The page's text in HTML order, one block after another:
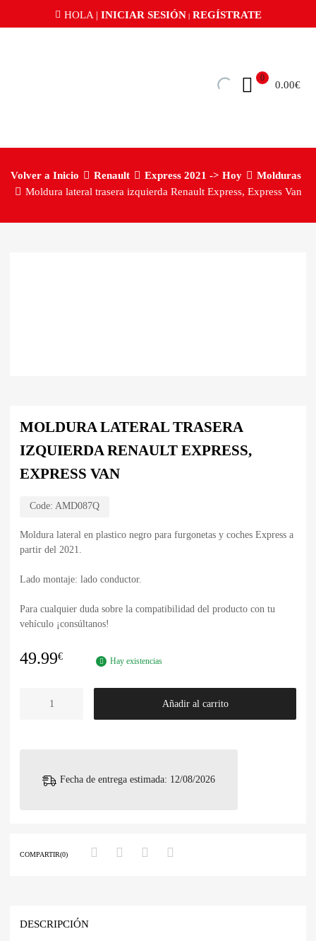
HOLA | INICIAR SESIÓN | REGÍSTRATE
0.00€
0
Volver a Inicio Renault Express 2021 -> Hoy
Molduras
Moldura lateral trasera izquierda Renault Express, Express Van
MOLDURA LATERAL TRASERA
IZQUIERDA RENAULT EXPRESS,
EXPRESS VAN
Code: AMD087Q
Moldura lateral en plastico negro para furgonetas y coches Express a
partir del 2021.
Lado montaje: lado conductor.
Para cualquier duda sobre la compatibilidad del producto con tu
vehículo ¡consúltanos!
49.99€ Hay existencias
Añadir al carrito
Fecha de entrega estimada: 12/08/2026
COMPARTIR(0)
DESCRIPCIÓN